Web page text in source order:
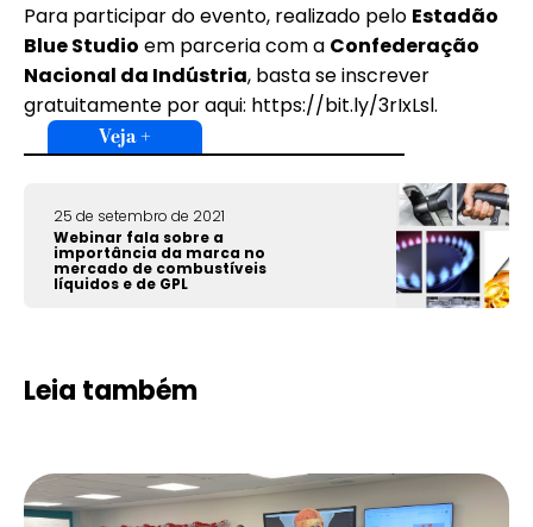
Para participar do evento, realizado pelo Estadão
Blue Studio em parceria com a Confederação
Nacional da Indústria, basta se inscrever
gratuitamente por aqui: https://bit.ly/3rIxLsl.
Veja +
25 de setembro de 2021
Webinar fala sobre a
importância da marca no
mercado de combustíveis
líquidos e de GPL
Leia também